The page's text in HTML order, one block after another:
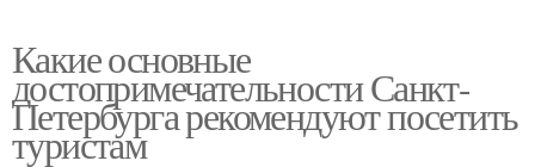
Какие основные
достопримечательности Санкт-
Петербурга рекомендуют посетить
туристам